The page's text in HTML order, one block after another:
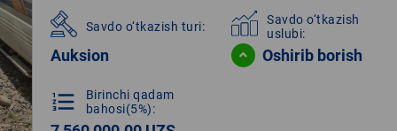
Savdo o‘tkazish turi:
Auksion
Savdo o‘tkazish
uslubi:
Oshirib borish
format_list_numbered
Birinchi qadam
bahosi(5%):